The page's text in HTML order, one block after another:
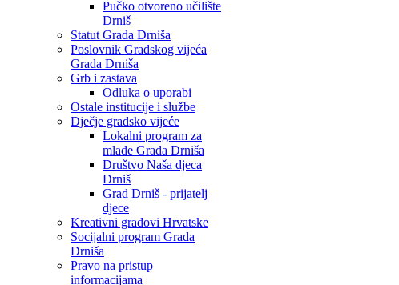
Pučko otvoreno učilište
Drniš
Statut Grada Drniša
Poslovnik Gradskog vijeća
Grada Drniša
Grb i zastava
Odluka o uporabi
Ostale institucije i službe
Dječje gradsko vijeće
Lokalni program za
mlade Grada Drniša
Društvo Naša djeca
Drniš
Grad Drniš - prijatelj
djece
Kreativni gradovi Hrvatske
Socijalni program Grada
Drniša
Pravo na pristup
informacijama